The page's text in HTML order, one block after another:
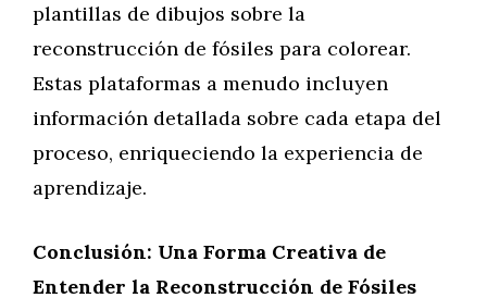
plantillas de dibujos sobre la
reconstrucción de fósiles para colorear.
Estas plataformas a menudo incluyen
información detallada sobre cada etapa del
proceso, enriqueciendo la experiencia de
aprendizaje.
Conclusión: Una Forma Creativa de
Entender la Reconstrucción de Fósiles